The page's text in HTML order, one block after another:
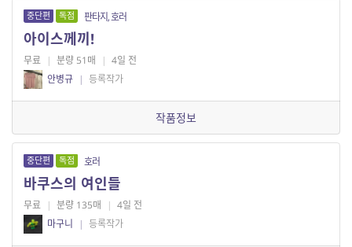
중단편 독점 판타지, 호러
아이스께끼!
무료 | 분량 51매 | 4일 전
안병규 | 등록작가
작품정보
중단편 독점 호러
바쿠스의 여인들
무료 | 분량 135매 | 4일 전
마구니
| 등록작가